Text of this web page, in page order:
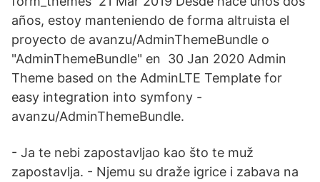
años, estoy manteniendo de forma altruista el
proyecto de avanzu/AdminThemeBundle o
"AdminThemeBundle" en 30 Jan 2020 Admin
Theme based on the AdminLTE Template for
easy integration into symfony -
avanzu/AdminThemeBundle.
- Ja te nebi zapostavljao kao što te muž
zapostavlja. - Njemu su draže igrice i zabava na